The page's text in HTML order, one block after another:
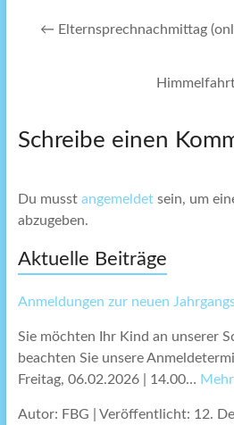
← Elternsprechnachmittag
Schreibe einen
Du musst angemeldetsein, um
abzugeben.
Aktuelle Beiträge
Anmeldungen zur neuen
Sie möchten Ihr Kind an unserer
beachten Sie unsere
Freitag, 06.02.2026 | 14.00…
Autor: FBG Veröffentlicht: 12.